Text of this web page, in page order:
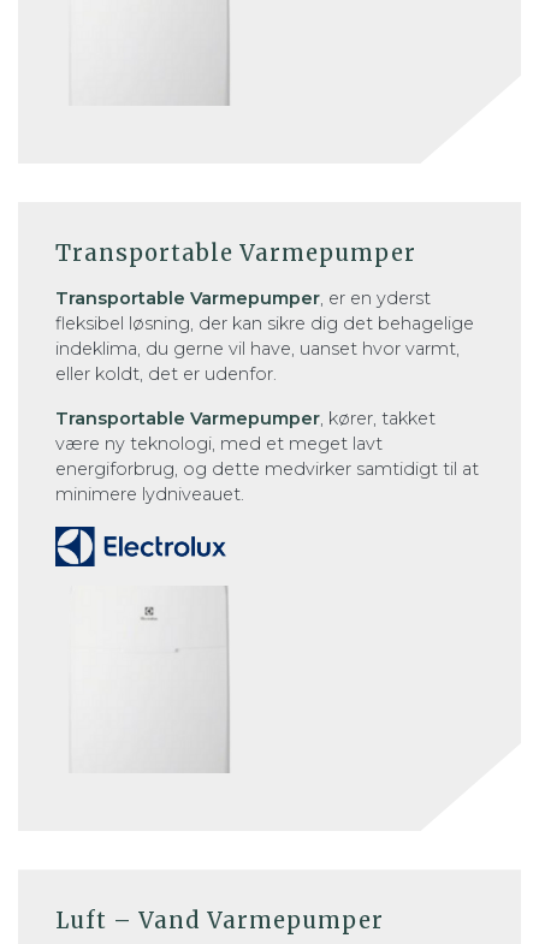
Transportable Varmepumper
Transportable Varmepumper, er en yderst
fleksibel løsning, der kan sikre dig det behagelige
indeklima, du gerne vil have, uanset hvor varmt,
eller koldt, det er udenfor.
Transportable Varmepumper, kører, takket
være ny teknologi, med et meget lavt
energiforbrug, og dette medvirker samtidigt til at
minimere lydniveauet.
Luft – Vand Varmepumper